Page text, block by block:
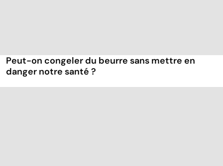
Peut-on congeler du beurre sans mettre en
danger notre santé ?